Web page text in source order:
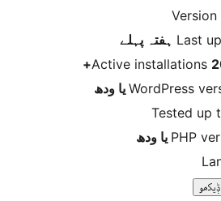
Version
Last
پہلے
Active installations
WordPress
Tested up
PHP